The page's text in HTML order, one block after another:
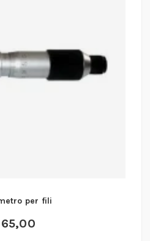
per fili
65,00